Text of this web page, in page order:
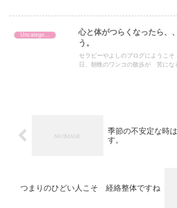
Uncategorized
心と体がつらくなったら、
う。
セラピーやよしのブログにようこ
日、朝晩のワンコの散歩が 苦にな
季節の不安定な時
す。
つまりのひどい人こそ 経絡整体ですね